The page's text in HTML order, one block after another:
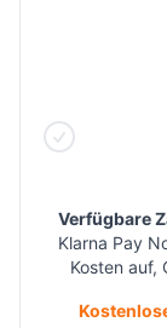
Verfügbare
Klarna Pay
Kosten auf,